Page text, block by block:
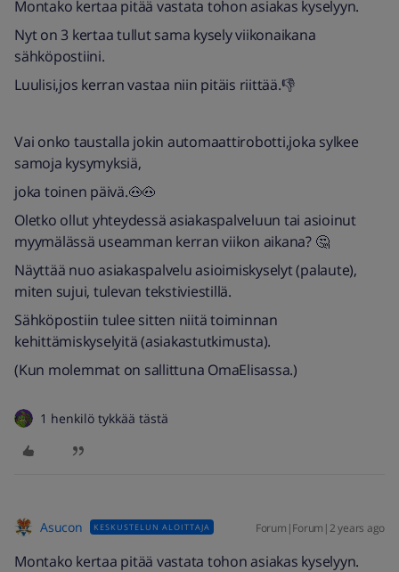
Montako kertaa pitää vastata tohon asiakas kyselyyn.
Nyt on 3 kertaa tullut sama kysely viikonaikana
sähköpostiini.
Luulisi,jos kerran vastaa niin pitäis riittää.👎
Vai onko taustalla jokin automaattirobotti,joka sylkee
samoja kysymyksiä,
joka toinen päivä.🐽🐽
Oletko ollut yhteydessä asiakaspalveluun tai asioinut
myymälässä useamman kerran viikon aikana? 🤔
Näyttää nuo asiakaspalvelu asioimiskyselyt (palaute),
miten sujui, tulevan tekstiviestillä.
Sähköpostiin tulee sitten niitä toiminnan
kehittämiskyselyitä (asiakastutkimusta).
(Kun molemmat on sallittuna OmaElisassa.)
1 henkilö tykkää tästä
Asucon KESKUSTELUN ALOITTAJA Forum|Forum|2 years ago
Montako kertaa pitää vastata tohon asiakas kyselyyn.